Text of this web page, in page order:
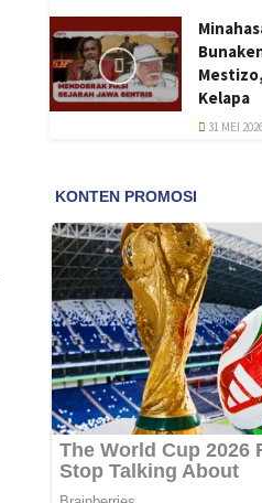
Kelapa
31 MEI